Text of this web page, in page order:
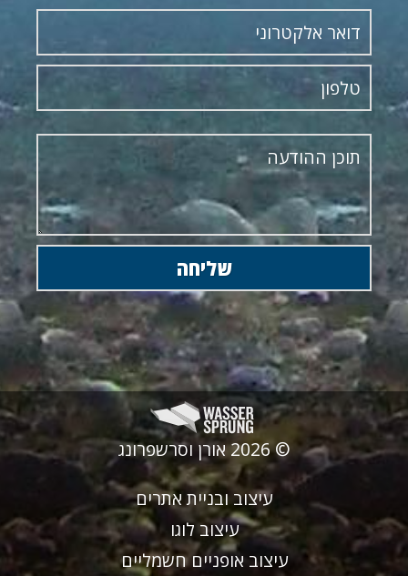
© 2026 אורן וסרשפרונג
עיצוב ובניית אתרים
עיצוב לוגו
עיצוב אופניים חשמליים